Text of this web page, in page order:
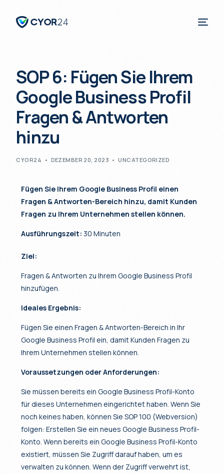
SOP 6: Fügen Sie Ihrem
Google Business Profil
Fragen & Antworten
hinzu
CYOR24 DEZEMBER 20, 2023 UNCATEGORIZED
Fügen Sie Ihrem Google Business Profil einen
Fragen & Antworten-Bereich hinzu, damit Kunden
Fragen zu Ihrem Unternehmen stellen können.
Ausführungszeit: 30 Minuten
Ziel:
Fragen & Antworten zu Ihrem Google Business Profil
hinzufügen.
Ideales Ergebnis:
Fügen Sie einen Fragen & Antworten-Bereich in Ihr
Google Business Profil ein, damit Kunden Fragen zu
Ihrem Unternehmen stellen können.
Voraussetzungen oder Anforderungen:
Sie müssen bereits ein Google Business Profil-Konto
für dieses Unternehmen eingerichtet haben. Wenn Sie
noch keines haben, können Sie SOP 100 (Webversion)
folgen: Erstellen Sie ein neues Google Business Profil-
Konto. Wenn bereits ein Google Business Profil-Konto
existiert, müssen Sie Zugriff darauf haben, um es
verwalten zu können. Wenn der Zugriff verwehrt ist,
Deutsch